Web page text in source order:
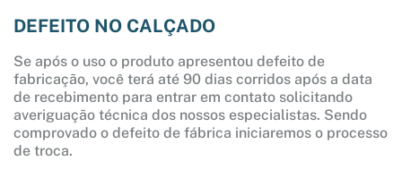
DEFEITO NO CALÇADO
Se após o uso o produto apresentou defeito de
fabricação, você terá até 90 dias corridos após a data
de recebimento para entrar em contato solicitando
averiguação técnica dos nossos especialistas. Sendo
comprovado o defeito de fábrica iniciaremos o processo
de troca.